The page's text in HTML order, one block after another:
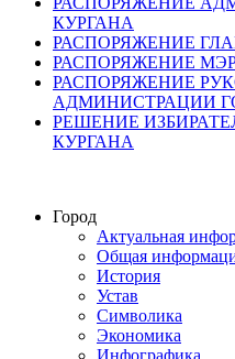
КУРГАНА
РАСПОРЯЖЕНИЕ
РАСПОРЯЖЕНИЕ
РАСПОРЯЖЕНИЕ
АДМИНИСТРАЦИИ
РЕШЕНИЕ
КУРГАНА
Город
Актуальная
Общая
История
Устав
Символика
Экономика
Инфографика